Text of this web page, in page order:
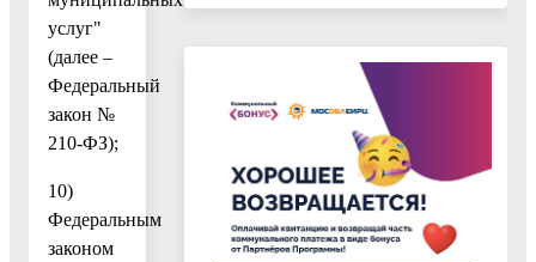
услуг"
(далее –
Федеральный
закон №
210-ФЗ);
10)
Федеральным
законом